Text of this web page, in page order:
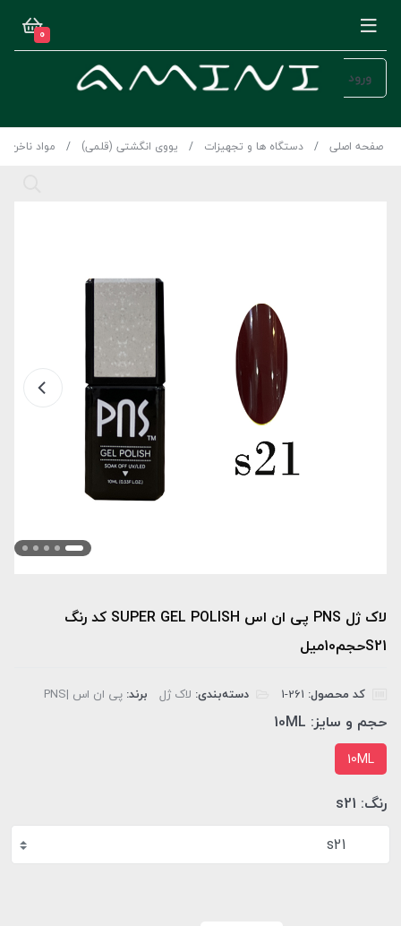
0
ورود
صفحه اصلی دستگاه ها و تجهیزات یووی انگشتی (قلمی) مواد ناخن
لاک ژل PNS پی ان اس SUPER GEL POLISH کد رنگ
S21حجم10میل
کد محصول: دسته‌بندی: لاک ژل برند: پی ان اس |PNS
حجم و سایز: 10ML
10ML
رنگ: s21
s21